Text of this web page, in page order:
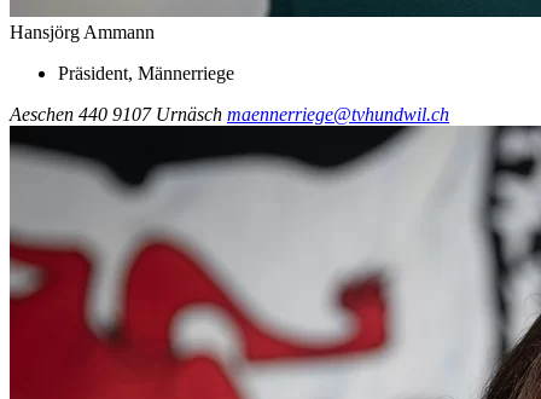
Hansjörg Ammann
Präsident, Männerriege
Aeschen 440 9107 Urnäsch maennerriege@tvhundwil.ch